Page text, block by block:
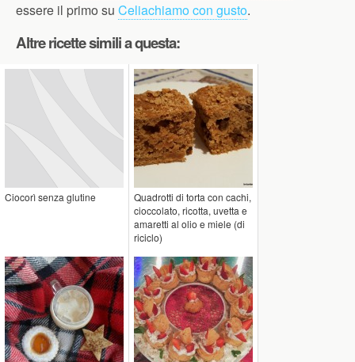
essere il primo su Celiachiamo con gusto.
Altre ricette simili a questa:
Ciocorì senza glutine
Quadrotti di torta con cachi,
cioccolato, ricotta, uvetta e
amaretti al olio e miele (di
riciclo)